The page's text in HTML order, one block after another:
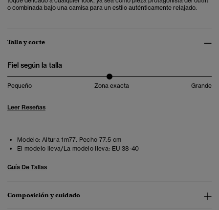
o combinada bajo una camisa para un estilo auténticamente relajado.
Talla y corte
Fiel según la talla
Pequeño Zona exacta Grande
Leer Reseñas
Modelo: Altura 1m77. Pecho 77.5 cm
El modelo lleva/La modelo lleva: EU 38-40
Guía De Tallas
Composición y cuidado